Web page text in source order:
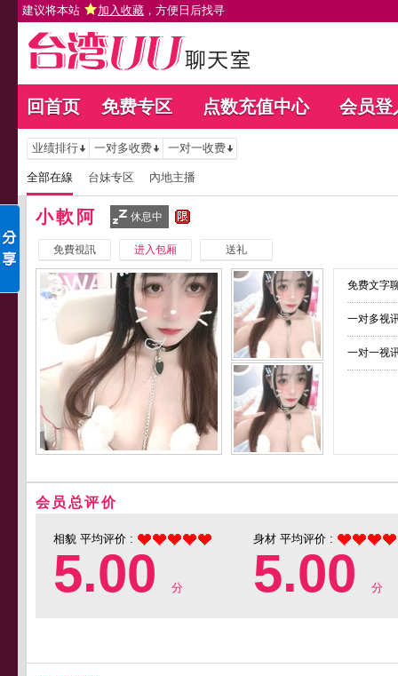
建议将本站 加入收藏 ，方便日后找寻
回首页 免费专区 点数充值中心 会员登
业绩排行 一对多收费 一对一收费
全部在線 台妹专区 內地主播
小軟阿 休息中
免費視訊 进入包厢 送礼
免费文字
一对多视
一对一视
会员总评价
相貌 平均评价 :
5.00 分
身材 平均评价 :
5.00 分